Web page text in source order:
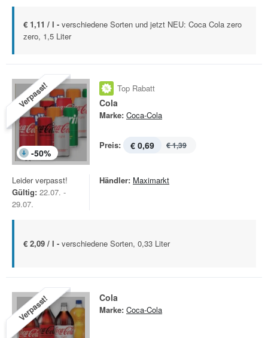
€ 1,11 / l - verschiedene Sorten und jetzt NEU: Coca Cola zero
zero, 1,5 Liter
Verpasst!
-50%
Top Rabatt
Cola
Marke: Coca-Cola
Preis: € 0,69 € 1,39
Leider verpasst!
Gültig: 22.07. -
29.07.
Händler: Maximarkt
€ 2,09 / l - verschiedene Sorten, 0,33 Liter
Verpasst! Cola
Marke: Coca-Cola